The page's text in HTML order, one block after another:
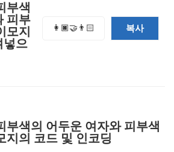
부색
피부
모지
넣으
👩🏿‍🤝‍👨🏻 복사
부색의 어두운 여자와 피부색
지의 코드 및 인코딩